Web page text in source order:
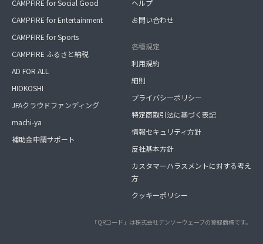
CAMPFIRE for Social Good
CAMPFIRE for Entertainment
CAMPFIRE for Sports
CAMPFIRE ふるさと納税
AD FOR ALL
HIOKOSHI
JFAクラウドファンディング
machi-ya
補助金申請サポート
ヘルプ
お問い合わせ
各種規定
利用規約
細則
プライバシーポリシー
特定商取引法に基づく表記
情報セキュリティ方針
反社基本方針
カスタマーハラスメントに対する考え
方
クッキーポリシー
「QRコード」は株式会社デンソーウェーブの登録商標です。